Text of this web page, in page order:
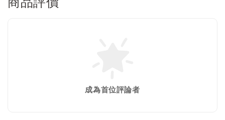
成為首位評論者